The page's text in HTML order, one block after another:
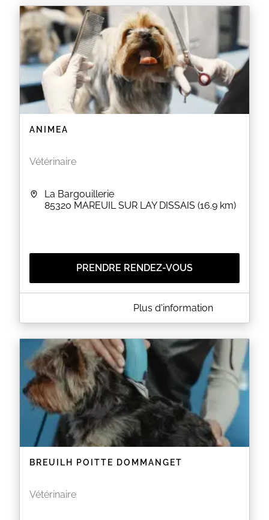
Boulevard Aumonerie à LUCON (85). Merci de
prendre rendez-vous.
EN SAVOIR PLUS
ANIMEA
Vétérinaire
La Bargouillerie
85320 MAREUIL SUR LAY DISSAIS (16.9 km)
PRENDRE RENDEZ-VOUS
La clinique vétérinaire vous accueille au La
Merci de prendre rendez-vous.
EN SAVOIR PLUS
Plus d'information
BREUILH POITTE DOMMANGET
Vétérinaire